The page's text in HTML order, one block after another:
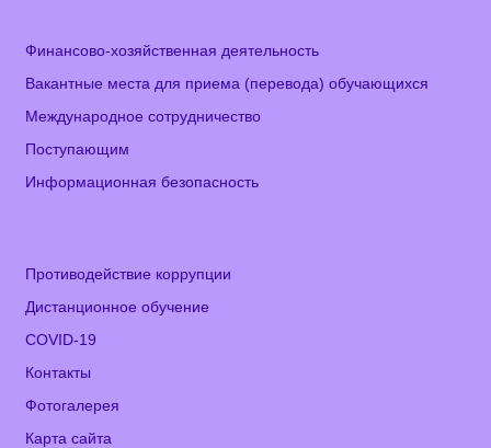
Финансово-хозяйственная деятельность
Вакантные места для приема (перевода) обучающихся
Международное сотрудничество
Поступающим
Информационная безопасность
Противодействие коррупции
Дистанционное обучение
COVID-19
Контакты
Фотогалерея
Карта сайта